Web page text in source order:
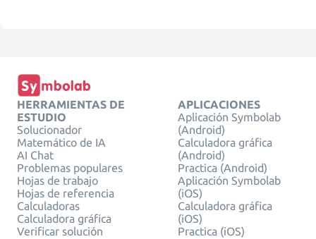
HERRAMIENTAS DE
ESTUDIO
Solucionador
Matemático de IA
AI Chat
Problemas populares
Hojas de trabajo
Hojas de referencia
Calculadoras
Calculadora gráfica
Verificar solución
APLICACIONES
Aplicación Symbolab
(Android)
Calculadora gráfica
(Android)
Practica (Android)
Aplicación Symbolab
(iOS)
Calculadora gráfica
(iOS)
Practica (iOS)